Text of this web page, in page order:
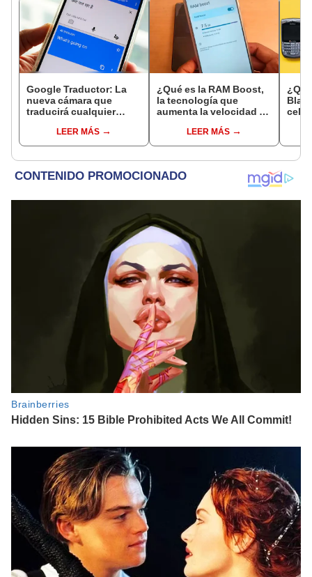
Google Traductor: La
nueva cámara que
traducirá cualquier
LEER MÁS
¿Qué es la RAM Boost,
la tecnología que
aumenta la velocidad y
smartphone?
LEER MÁS